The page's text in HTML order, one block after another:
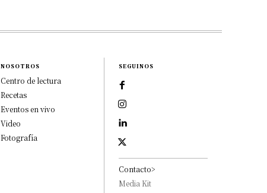
NOSOTROS
Centro de lectura
Recetas
Eventos en vivo
Video
Fotografía
SEGUINOS
Contacto>
Media Kit